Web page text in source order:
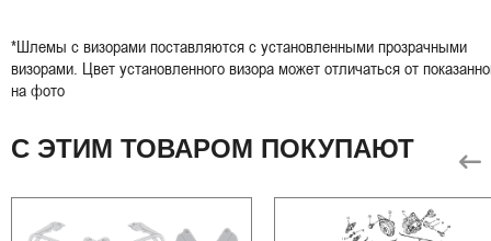
*Шлемы с визорами поставляются с установленными прозрачными
визорами. Цвет установленного визора может отличаться от
на фото
С ЭТИМ ТОВАРОМ ПОКУПАЮТ